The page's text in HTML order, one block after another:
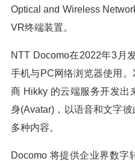
Optical and Wireless
VR终端装置。
NTT Docomo在2022年3月
手机与PC网络浏览器使用
商 Hikky 的云端服务开发出
身(Avatar)，以语音和文字
多种内容。
Docomo 将提供企业界数字